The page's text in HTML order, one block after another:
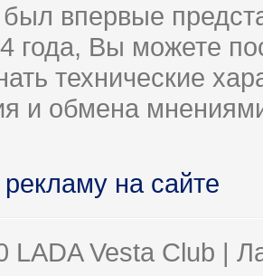
был впервые
года, Вы можете
технические
и обмена
на сайте
LADA Vesta Club |